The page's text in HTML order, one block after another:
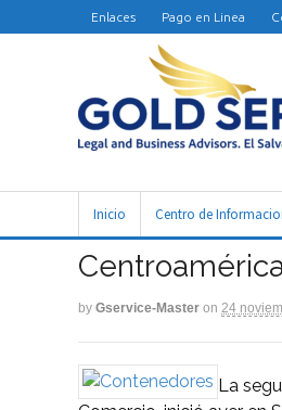
Enlaces Pago en Linea
Inicio Centro de
by Gservice-Master on 24
La